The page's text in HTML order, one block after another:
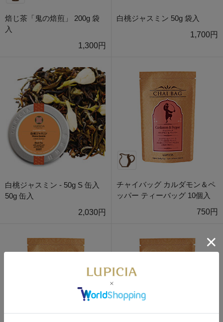
焙じ茶「鬼の焙煎」 200g 袋
入
1,300円
白桃ジャスミン 50g 袋入
1,700円
白桃ジャスミン - 50g S 缶入
50g 缶入
2,030円
チャイバッグ カルダモン＆ペ
ッパー ティーバッグ 10個入
750円